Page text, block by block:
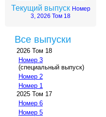
Текущий выпуск Номер
3, 2026 Том 18
Все выпуски
2026 Том 18
Номер 3
(специальный выпуск)
Номер 2
Номер 1
2025 Том 17
Номер 6
Номер 5